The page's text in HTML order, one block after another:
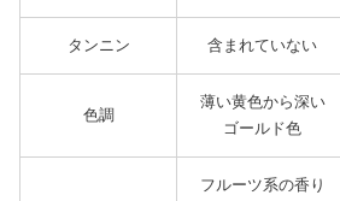
タンニン 含まれていない
色調
薄い黄色から深い
ゴールド色
フルーツ系の香り